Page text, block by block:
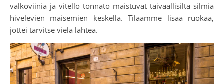
valkoviiniä ja vitello tonnato maistuvat taivaallisilta silmiä
hivelevien maisemien keskellä. Tilaamme lisää ruokaa,
jottei tarvitse vielä lähteä.